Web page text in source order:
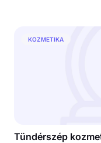
KOZMETIKA
Tündérszép